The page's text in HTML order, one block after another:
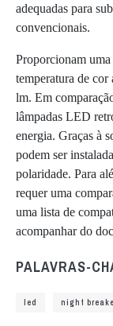
adequadas para
convencionais.
Proporcionam
temperatura de
lm. Em
lâmpadas LED
energia. Graças à
podem ser
polaridade. Para
requer uma
uma lista de
acompanhar do
PALAVRAS-
led night